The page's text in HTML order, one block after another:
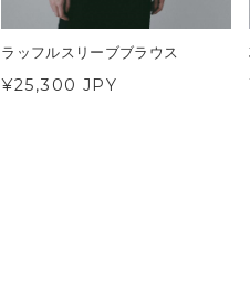
ラッフルスリーブブラウス
¥25,300 JPY